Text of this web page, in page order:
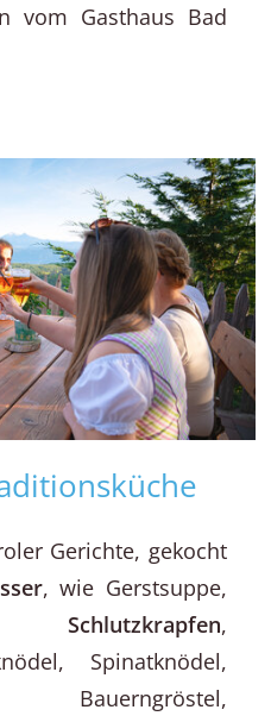
vom Gasthaus Bad
Gerichte, gekocht
, wie Gerstsuppe,
Schlutzkrapfen,
Spinatknödel,